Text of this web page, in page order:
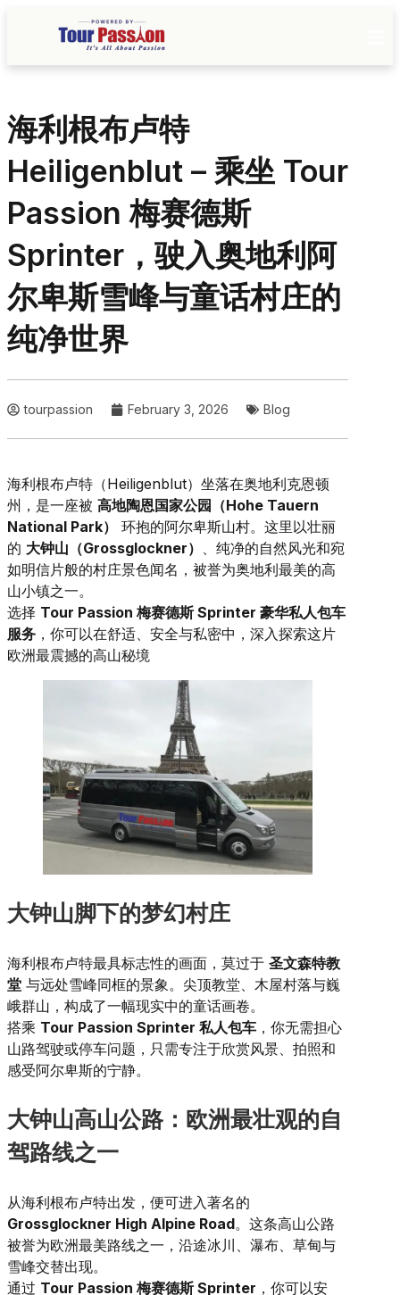
海利根布卢特
Heiligenblut – 乘坐 Tour
Passion 梅赛德斯
Sprinter，驶入奥地利阿
尔卑斯雪峰与童话村庄的
纯净世界
tourpassion February 3, 2026 Blog
海利根布卢特（Heiligenblut）坐落在奥地利克恩顿
州，是一座被 高地陶恩国家公园（Hohe Tauern
National Park）
环抱的阿尔卑斯山村。这里以壮丽
的 大钟山（Grossglockner） 、纯净的自然风光和宛
如明信片般的村庄景色闻名，被誉为奥地利最美的高
山小镇之一。
选择 Tour Passion 梅赛德斯 Sprinter 豪华私人包车
服务 ，你可以在舒适、安全与私密中，深入探索这片
欧洲最震撼的高山秘境
大钟山脚下的梦幻村庄
海利根布卢特最具标志性的画面，莫过于 圣文森特教
堂 与远处雪峰同框的景象。尖顶教堂、木屋村落与巍
峨群山，构成了一幅现实中的童话画卷。
搭乘 Tour Passion Sprinter 私人包车 ，你无需担心
山路驾驶或停车问题，只需专注于欣赏风景、拍照和
感受阿尔卑斯的宁静。
大钟山高山公路：欧洲最壮观的自
驾路线之一
从海利根布卢特出发，便可进入著名的
Grossglockner High Alpine Road。这条高山公路
被誉为欧洲最美路线之一，沿途冰川、瀑布、草甸与
雪峰交替出现。
通过 Tour Passion 梅赛德斯 Sprinter ，你可以安